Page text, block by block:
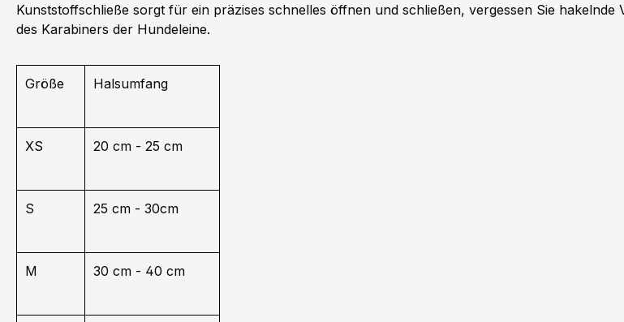
Kunststoffschließe sorgt für ein präzises schnelles öffnen und schließen, vergessen Sie
des Karabiners der Hundeleine.
Größe Halsumfang
XS 20 cm - 25 cm
S 25 cm - 30cm
M 30 cm - 40 cm